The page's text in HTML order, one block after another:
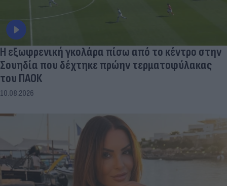
Η εξωφρενική γκολάρα πίσω από το κέντρο στην
του ΠΑΟΚ